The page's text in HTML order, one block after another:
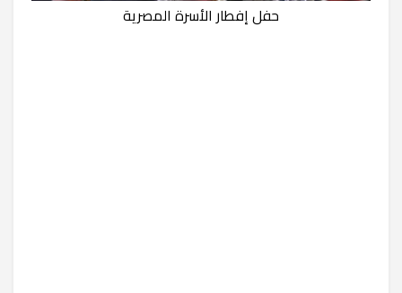
حفل إفطار الأسرة المصرية